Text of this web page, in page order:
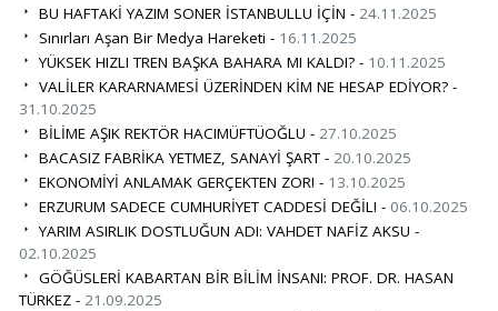
BU HAFTAKİ YAZIM SONER İSTANBULLU İÇİN - 24.11.2025
Sınırları Aşan Bir Medya Hareketi - 16.11.2025
YÜKSEK HIZLI TREN BAŞKA BAHARA MI KALDI? - 10.11.2025
VALİLER KARARNAMESİ ÜZERİNDEN KİM NE HESAP EDİYOR? -
31.10.2025
BİLİME AŞIK REKTÖR HACIMÜFTÜOĞLU - 27.10.2025
BACASIZ FABRİKA YETMEZ, SANAYİ ŞART - 20.10.2025
EKONOMİYİ ANLAMAK GERÇEKTEN ZOR! - 13.10.2025
ERZURUM SADECE CUMHURİYET CADDESİ DEĞİL! - 06.10.2025
YARIM ASIRLIK DOSTLUĞUN ADI: VAHDET NAFİZ AKSU -
02.10.2025
GÖĞÜSLERİ KABARTAN BİR BİLİM İNSANI: PROF. DR. HASAN
TÜRKEZ - 21.09.2025